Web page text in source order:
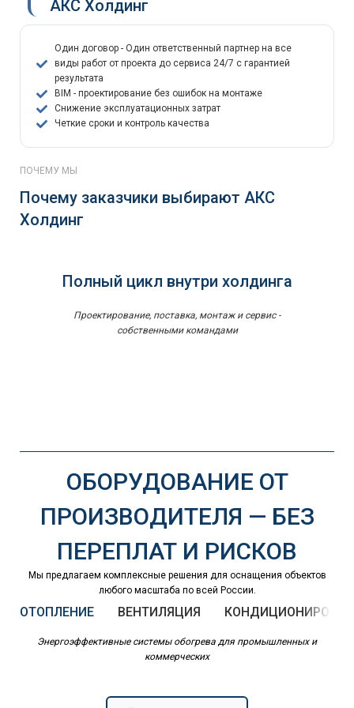
АКС Холдинг
Один договор - Один ответственный партнер на все
виды работ от проекта до сервиса 24/7 с гарантией
результата
BIM - проектирование без ошибок на монтаже
Снижение эксплуатационных затрат
Четкие сроки и контроль качества
ПОЧЕМУ МЫ
Почему заказчики выбирают АКС
Холдинг
Полный цикл внутри холдинга
Проектирование, поставка, монтаж и сервис -
собственными командами
ОБОРУДОВАНИЕ ОТ
ПРОИЗВОДИТЕЛЯ — БЕЗ
ПЕРЕПЛАТ И РИСКОВ
Мы предлагаем комплексные решения для оснащения объектов
любого масштаба по всей России.
ОТОПЛЕНИЕ ВЕНТИЛЯЦИЯ
Энергоэффективные системы обогрева для промышленных и
коммерческих